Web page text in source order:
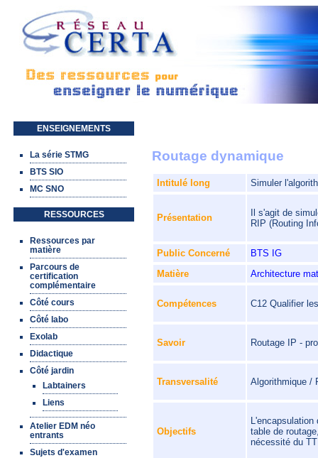
Aller au contenu principal
ENSEIGNEMENTS
La série STMG
BTS SIO
MC SNO
RESSOURCES
Ressources par
matière
Parcours de
certification
complémentaire
Côté cours
Côté labo
Exolab
Didactique
Côté jardin
Labtainers
Liens
Atelier EDM néo
entrants
Sujets d'examen
Routage dynamique
Intitulé long Simuler
Présentation
Il s'agit de
RIP (Routing
Public Concerné
BTS IG
Matière
Architecture
Compétences C12 Qualifier
Savoir Routage IP -
Transversalité Algorithmique /
Objectifs
table de
nécessité du